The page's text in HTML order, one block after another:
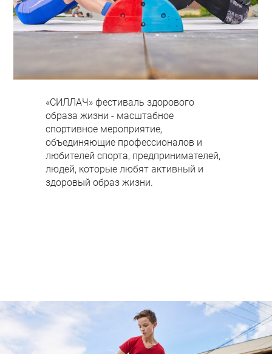
«СИЛЛАЧ» фестиваль здорового
образа жизни - масштабное
спортивное мероприятие,
объединяющие профессионалов и
любителей спорта, предпринимателей,
людей, которые любят активный и
здоровый образ жизни.